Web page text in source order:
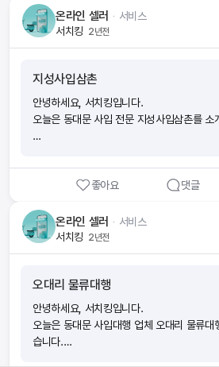
1. 날다사입의 특장점
- 1건의 주문도 가능해요!
- 월사입 고객의 경우 새벽 주문도 가능해요!
- 서울 및 경기 일부 지역은 당일 택배도 가능
- 상품이 분실될 경우 100%보상이 가능해
는 회사가 부담해요.(3)자격증을 취득하면 출
만들 수 있어요.(4)시작부터 함께하는 전문
려요.(5)나도 모르게 보험전문지식이 향상
3배의 수수료와 축하금 최대 60만원을 받을
10만원 ■ 시험이 많이 어렵나요? 아니요! 하
답만 외우면 헷갈릴 수 있으니 보기 내용의
점수를 70점 이상 목표로 반복적으로 풀면
요! ■ 시험신청 및 시험공부 꿀팁!1. wonder
~3주 전부터 동영상강의,모의고사, 요약정리
시간을 정해두고 벼락치기로 집중도를 높여
~5번 풀어 보시는 게 좋아요. 3. 시험 직전
꼼하게 읽어 보시고 준비물 챙겨주세요. 2과
격입니다!
온라인 셀러 ᆞ 서비스
서치킹 2년전
지성사입삼촌
안녕하세요, 서치킹입니다.
오늘은 동대문 사입 전문 지성사입삼촌를 소
- 동대문 사입대행
- 고객 주문 대리발송
- 직배송 기본(건별) : 3000원
- 사입 비용(건별) : 2000원 (택배,터미널)
- 월 사입 (100집 기준) : 500,000원 (100
- 서울/경기 직접배송 (별도 안내)
- 일반 택배 : 건별 2000원 , 택배비 4000원
- 터미널 배송 : 건별 2000원 , 대봉당
좋아요 댓글
온라인 셀러 ᆞ 서비스
서치킹 2년전
오대리 물류대행
안녕하세요, 서치킹입니다.
오늘은 동대문 사입대행 업체 오대리 물류대
습니다.